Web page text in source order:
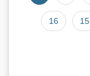
15
16